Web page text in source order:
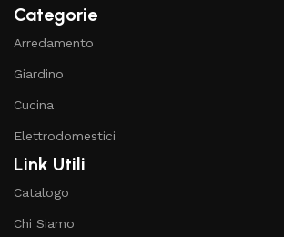
Categorie
Arredamento
Giardino
Cucina
Elettrodomestici
Link Utili
Catalogo
Chi Siamo